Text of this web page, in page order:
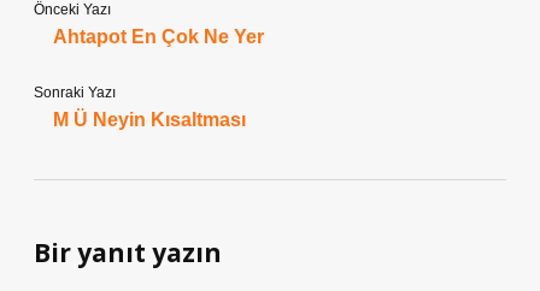
Önceki Yazı
Ahtapot En Çok Ne Yer
Sonraki Yazı
M Ü Neyin Kısaltması
Bir yanıt yazın